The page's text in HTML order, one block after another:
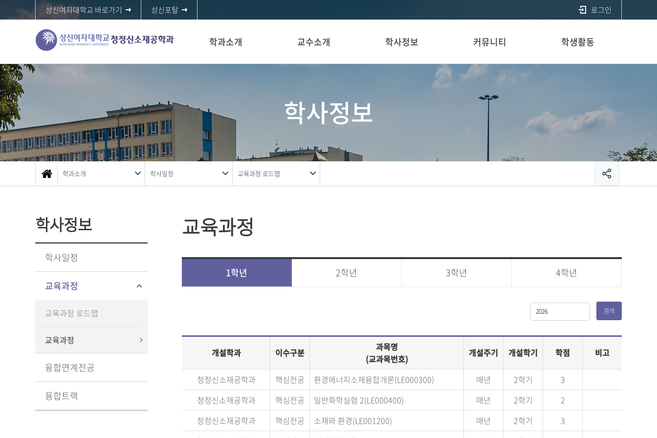
성신여자대학교 바로가기 성신포탈 로그인
학과소개 교수소개 학사정보 커뮤니티 학생활동
학사정보
학과소개 학사일정 교육과정 로드맵
학사정보
학사일정
교육과정
교육과정 로드맵
교육과정
융합연계전공
융합트랙
교육과정
1학년 2학년 3학년 4학년
검색
개설학과 이수구분
과목명
(교과목번호)
개설주기 개설학기 학점 비고
청정신소재공학과 핵심전공 환경에너지소재융합개론(LE000300) 매년 2학기
3
청정신소재공학과
핵심전공 일반화학실험 2(LE000400) 매년 2학기
2
청정신소재공학과
핵심전공 소재와 환경(LE001200) 매년 2학기
3